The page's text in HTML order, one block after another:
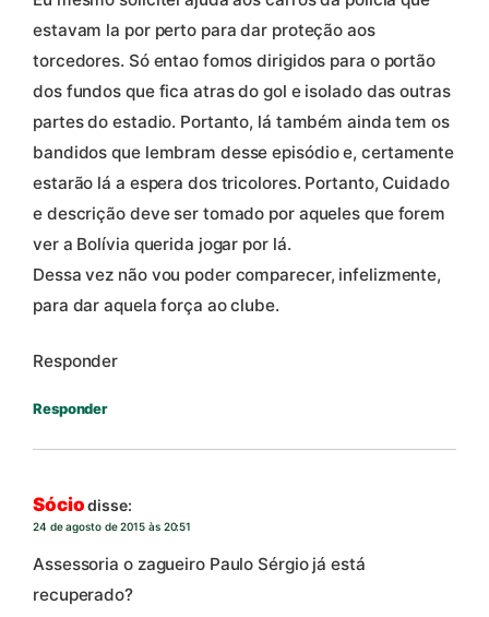
estavam la por perto para dar proteção aos
torcedores. Só entao fomos dirigidos para o portão
dos fundos que fica atras do gol e isolado das outras
partes do estadio. Portanto, lá também ainda tem os
bandidos que lembram desse episódio e, certamente
estarão lá a espera dos tricolores. Portanto, Cuidado
e descrição deve ser tomado por aqueles que forem
ver a Bolívia querida jogar por lá.
Dessa vez não vou poder comparecer, infelizmente,
para dar aquela força ao clube.
Responder
Responder
Sócio disse:
24 de agosto de 2015 às 20:51
Assessoria o zagueiro Paulo Sérgio já está
recuperado?